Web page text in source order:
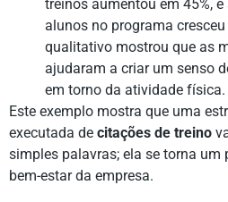
treinos aumentou em 45%, e
alunos no programa
qualitativo mostrou que as
ajudaram a criar um senso
em torno da atividade física.
Este exemplo mostra que uma
executada de citações de treino
simples palavras; ela se torna um
bem-estar da empresa.